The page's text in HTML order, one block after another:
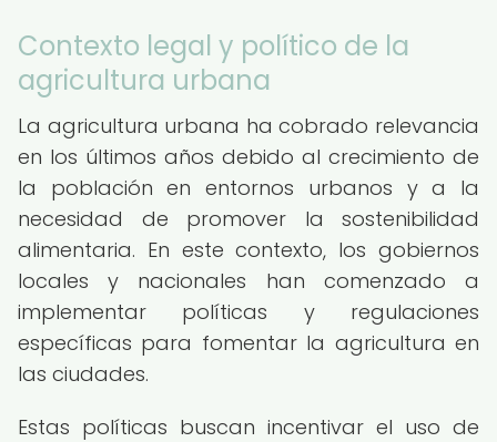
Contexto legal y político de la
agricultura urbana
La agricultura urbana ha cobrado relevancia
en los últimos años debido al crecimiento de
la población en entornos urbanos y a la
necesidad de promover la sostenibilidad
alimentaria. En este contexto, los gobiernos
locales y nacionales han comenzado a
implementar políticas y regulaciones
específicas para fomentar la agricultura en
las ciudades.
Estas políticas buscan incentivar el uso de